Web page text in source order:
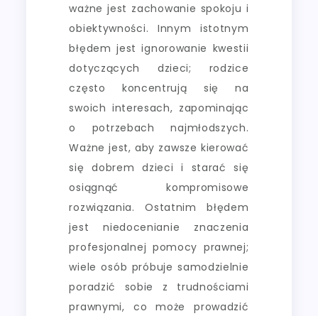
ważne jest zachowanie spokoju i
obiektywności. Innym istotnym
błędem jest ignorowanie kwestii
dotyczących dzieci; rodzice
często koncentrują się na
swoich interesach, zapominając
o potrzebach najmłodszych.
Ważne jest, aby zawsze kierować
się dobrem dzieci i starać się
osiągnąć kompromisowe
rozwiązania. Ostatnim błędem
jest niedocenianie znaczenia
profesjonalnej pomocy prawnej;
wiele osób próbuje samodzielnie
poradzić sobie z trudnościami
prawnymi, co może prowadzić